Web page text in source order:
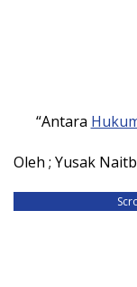
“Antara
Oleh ; Yusak